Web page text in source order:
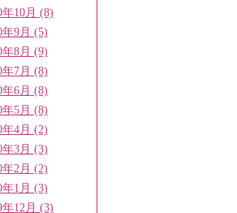
年10月 (8)
年9月 (5)
年8月 (9)
年7月 (8)
年6月 (8)
年5月 (8)
年4月 (2)
年3月 (3)
年2月 (2)
年1月 (3)
年12月 (3)